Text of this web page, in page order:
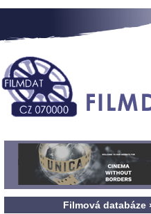
Filmová databáze